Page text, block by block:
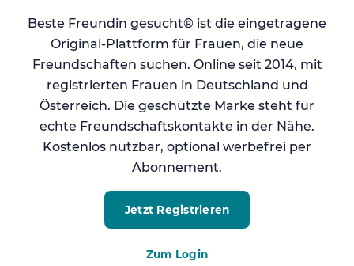
Beste Freundin gesucht® ist die eingetragene
Original-Plattform für Frauen, die neue
Freundschaften suchen. Online seit 2014, mit
registrierten Frauen in Deutschland und
Österreich. Die geschützte Marke steht für
echte Freundschaftskontakte in der Nähe.
Kostenlos nutzbar, optional werbefrei per
Abonnement.
Jetzt Registrieren
Zum Login